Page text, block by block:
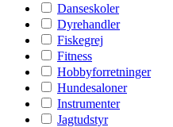
Danseskoler
Dyrehandler
Fiskegrej
Fitness
Hobbyforretninger
Hundesaloner
Instrumenter
Jagtudstyr